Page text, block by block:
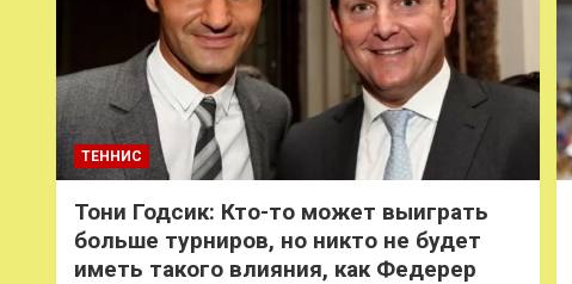
ТЕННИС
Тони Годсик: Кто-то может выиграть
больше турниров, но никто не будет
иметь такого влияния, как Федерер